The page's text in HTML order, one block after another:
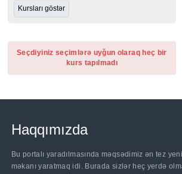
Seçdiyiniz seçimlərə uyğun olaraq heç bir
kurs tapılmadı
Haqqımızda
Bu portalı yaradılmasında məqsədimiz ən tez
məkanı yaratmaq idi. Burada sizlər heç yerdə